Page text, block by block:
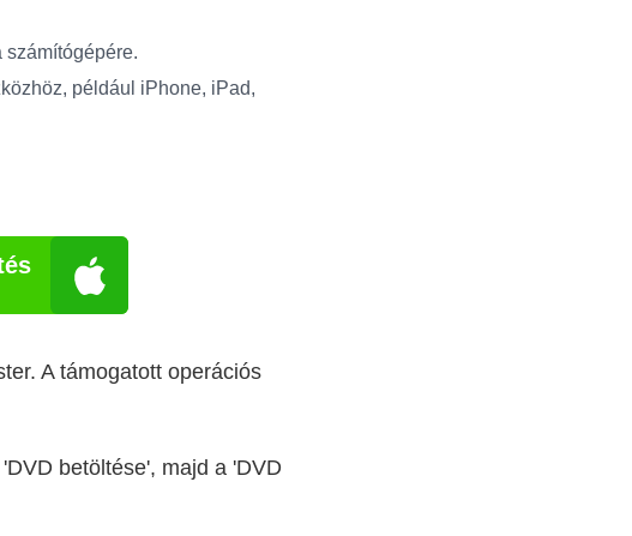
számítógépére.
például iPhone, iPad,
A támogatott operációs
betöltése', majd a 'DVD